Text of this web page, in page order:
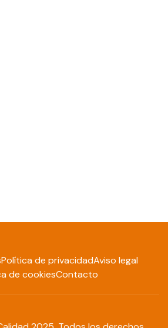
Política de privacidadAviso legal
de cookiesContacto